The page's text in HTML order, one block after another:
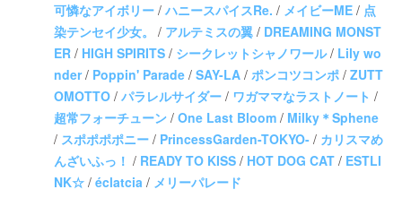
可憐なアイボリー / ハニースパイスRe. / メイビーME / 点
染テンセイ少女。
/ アルテミスの翼 / DREAMING MONST
ER / HIGH SPIRITS / シークレットシャノワール/ Lily wo
nder/ Poppin' Parade / SAY-LA / ポンコツコンポ / ZUTT
OMOTTO / パラレルサイダー / ワガママなラストノート /
超常フォーチューン / One Last Bloom / Milky＊Sphene
/ スポポポポニー / PrincessGarden-TOKYO- / カリスマめ
んざいふっ！ / READY TO KISS / HOT DOG CAT / ESTLI
NK☆ / éclatcia / メリーパレード